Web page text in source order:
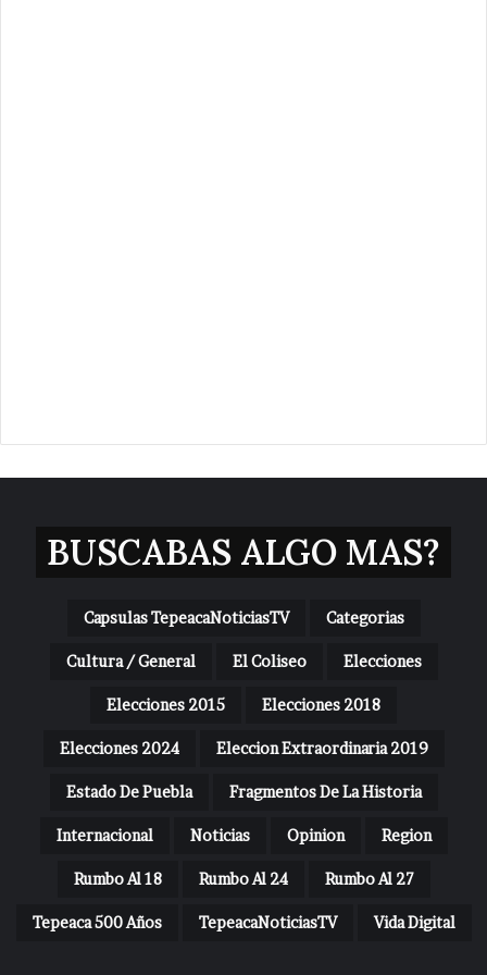
BUSCABAS ALGO MAS?
Capsulas TepeacaNoticiasTV Categorias
Cultura / General El Coliseo Elecciones
Elecciones 2015 Elecciones 2018
Elecciones 2024 Eleccion Extraordinaria 2019
Estado De Puebla Fragmentos De La Historia
Internacional Noticias Opinion Region
Rumbo Al 18 Rumbo Al 24 Rumbo Al 27
Tepeaca 500 Años TepeacaNoticiasTV Vida Digital